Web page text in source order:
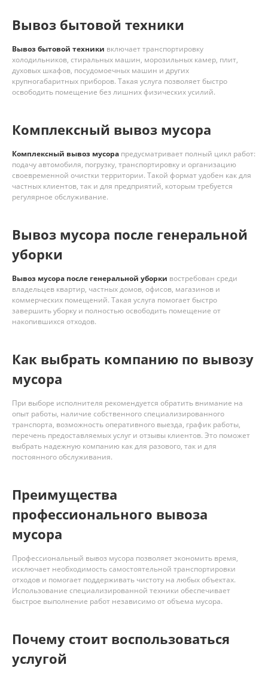
Вывоз бытовой техники
Вывоз бытовой техники включает транспортировку
холодильников, стиральных машин, морозильных камер, плит,
духовых шкафов, посудомоечных машин и других
крупногабаритных приборов. Такая услуга позволяет быстро
освободить помещение без лишних физических усилий.
Комплексный вывоз мусора
Комплексный вывоз мусора предусматривает полный цикл работ:
подачу автомобиля, погрузку, транспортировку и организацию
своевременной очистки территории. Такой формат удобен как для
частных клиентов, так и для предприятий, которым требуется
регулярное обслуживание.
Вывоз мусора после генеральной
уборки
Вывоз мусора после генеральной уборки востребован среди
владельцев квартир, частных домов, офисов, магазинов и
коммерческих помещений. Такая услуга помогает быстро
завершить уборку и полностью освободить помещение от
накопившихся отходов.
Как выбрать компанию по вывозу
мусора
При выборе исполнителя рекомендуется обратить внимание на
опыт работы, наличие собственного специализированного
транспорта, возможность оперативного выезда, график работы,
перечень предоставляемых услуг и отзывы клиентов. Это поможет
выбрать надежную компанию как для разового, так и для
постоянного обслуживания.
Преимущества
профессионального вывоза
мусора
Профессиональный вывоз мусора позволяет экономить время,
исключает необходимость самостоятельной транспортировки
отходов и помогает поддерживать чистоту на любых объектах.
Использование специализированной техники обеспечивает
быстрое выполнение работ независимо от объема мусора.
Почему стоит воспользоваться
услугой